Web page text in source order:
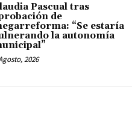
Pascual tras
de
“Se estaría
la autonomía
2026